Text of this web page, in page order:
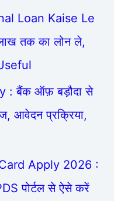
Loan Kaise Le
तक का लोन ले,
: बैंक ऑफ़ बड़ौदा से
आवेदन प्रक्रिया,
Apply 2026 :
पोर्टल से ऐसे करें